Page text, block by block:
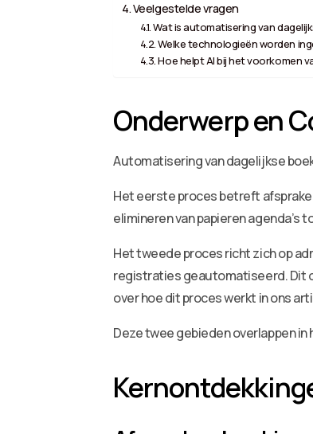
Veelgestelde vragen
Wat is automatisering van
Welke technologieën worden
Hoe helpt AI bij het voorkomen
Onderwerp en
Automatisering van dagelijkse
Het eerste proces betreft
elimineren van papieren
Het tweede proces richt zich op
registraties geautomatiseerd. Dit
over hoe dit proces werkt in ons
Deze twee gebieden overlappen